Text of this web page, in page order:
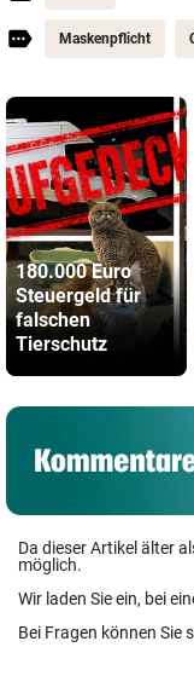
Maskenpflicht
180.000 Euro
Steuergeld für
falschen
Tierschutz
Da dieser Artikel älter
möglich.
Wir laden Sie ein, bei
Bei Fragen können Sie